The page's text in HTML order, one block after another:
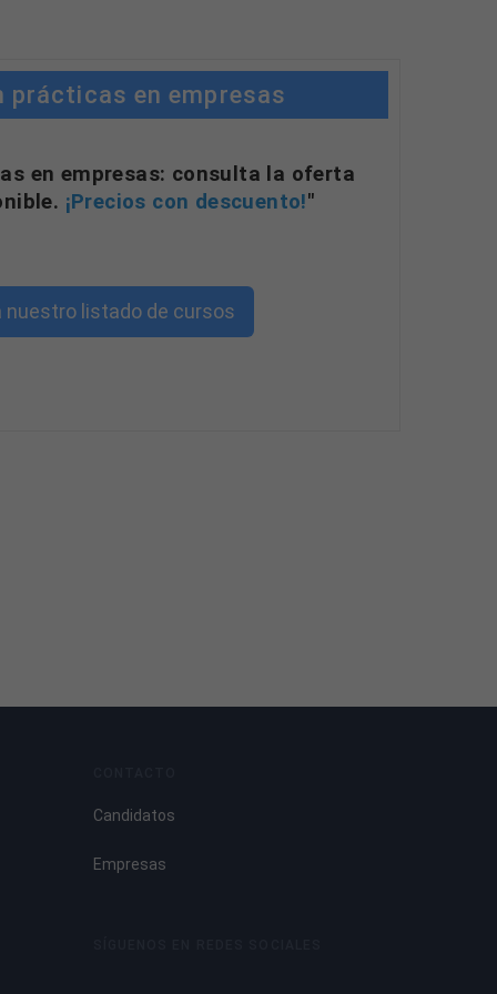
prácticas en empresas
en empresas: consulta la oferta
¡Precios con descuento!"
nuestro listado de cursos
Candidatos
Empresas